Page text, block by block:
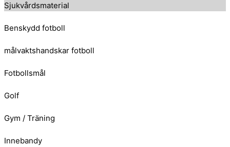
Sjukvårdsmaterial
Benskydd fotboll
målvaktshandskar fotboll
Fotbollsmål
Golf
Gym / Träning
Innebandy